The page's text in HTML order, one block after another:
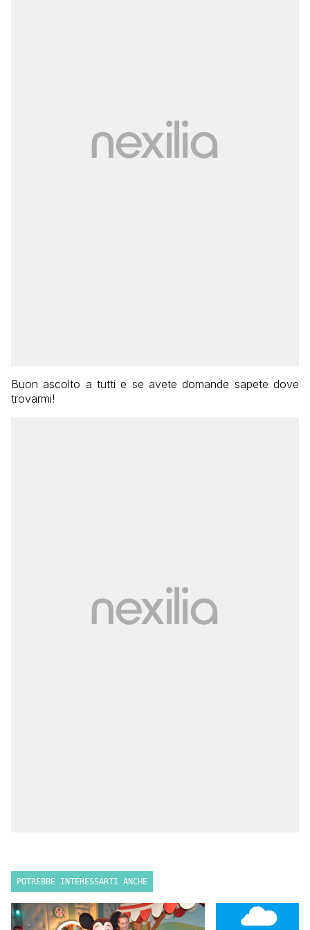
Buon ascolto a tutti e se avete domande sapete dove
trovarmi!
POTREBBE INTERESSARTI ANCHE